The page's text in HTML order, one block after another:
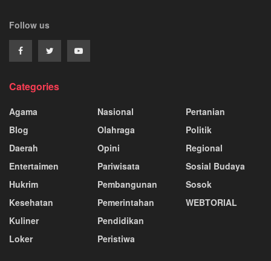
Follow us
Categories
Agama
Blog
Daerah
Entertaimen
Hukrim
Kesehatan
Kuliner
Loker
Nasional
Olahraga
Opini
Pariwisata
Pembangunan
Pemerintahan
Pendidikan
Peristiwa
Pertanian
Politik
Regional
Sosial Budaya
Sosok
WEBTORIAL